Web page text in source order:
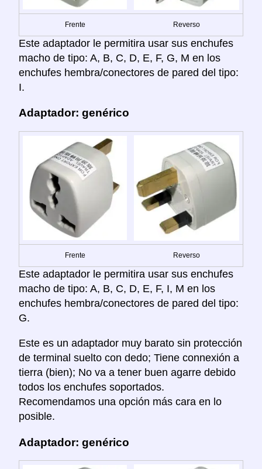
Frente Reverso
Este adaptador le permitira usar sus enchufes
macho de tipo: A, B, C, D, E, F, G, M en los
enchufes hembra/conectores de pared del tipo:
I.
Adaptador: genérico
Frente Reverso
Este adaptador le permitira usar sus enchufes
macho de tipo: A, B, C, D, E, F, I, M en los
enchufes hembra/conectores de pared del tipo:
G.
Este es un adaptador muy barato sin protección
de terminal suelto con dedo; Tiene connexión a
tierra (bien); No va a tener buen agarre debido
todos los enchufes soportados.
Recomendamos una opción más cara en lo
posible.
Adaptador: genérico